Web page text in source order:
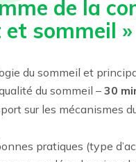
de la
sommeil »
du sommeil et
du sommeil – 30
sur les mécanismes
pratiques (type